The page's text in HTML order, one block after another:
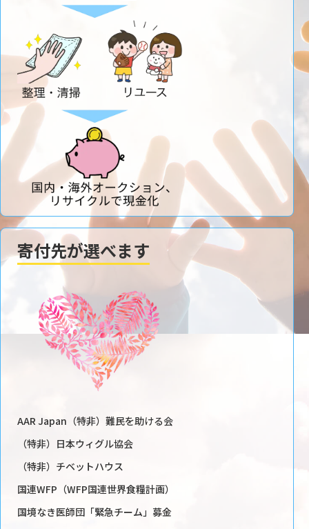
寄付先が選べます
AAR Japan（特非）難民を助ける会
（特非）日本ウィグル協会
（特非）チベットハウス
国連WFP（WFP国連世界食糧計画）
国境なき医師団「緊急チーム」募金